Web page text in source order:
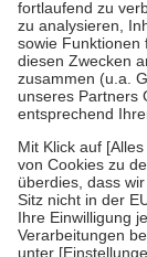
Diese Regeln
Bei Heilmitteln
Zuzahlung zehn
Verordnung.
Um das
stärken und die
fallenkeine
• Kindern und
mit Ausnahme der
• Untersuchungen
GKV getragen